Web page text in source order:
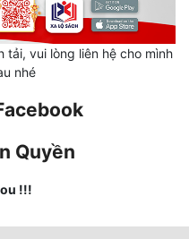
vui lòng liên hệ cho mình
nhé
Quyền
!!!